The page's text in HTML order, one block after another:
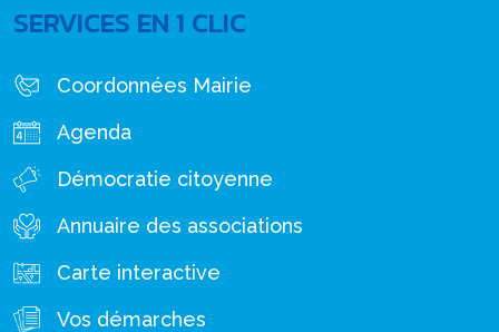
SERVICES EN 1 CLIC
Coordonnées Mairie
Agenda
Démocratie citoyenne
Annuaire des associations
Carte interactive
Vos démarches